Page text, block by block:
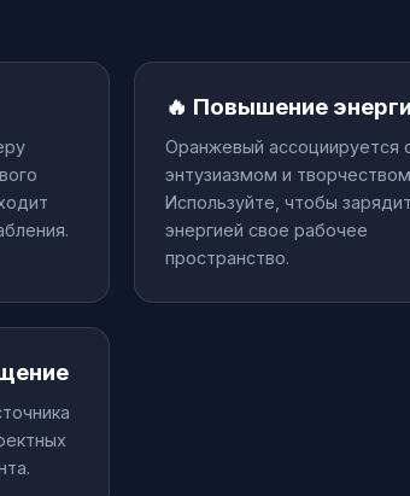
🔥 Повышение
Оранжевый ассоциируется
энтузиазмом и
Используйте, чтобы
энергией свое рабочее
пространство.